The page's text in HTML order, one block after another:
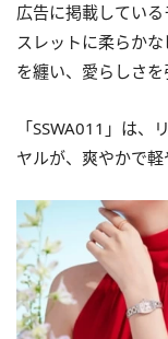
広告に掲載してい
スレットに柔らか
を纏い、愛らしさを
「SSWA011」は
ヤルが、爽やかで軽